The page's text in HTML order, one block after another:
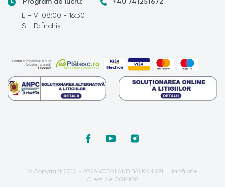
L – V: 08:00 - 16:30
S - D: Închis
© Copyright 2010 - 2026 VODALAND BALKAN SRL | Hartă site
Creat de OGMIOS